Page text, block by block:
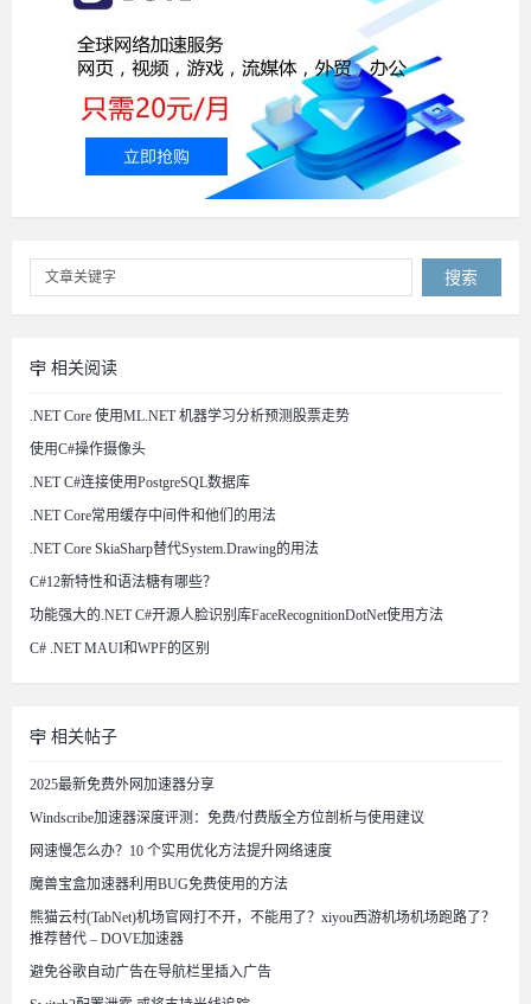
搜索
相关阅读
.NET Core 使用ML.NET 机器学习分析预测股票走势
使用C#操作摄像头
.NET C#连接使用PostgreSQL数据库
.NET Core常用缓存中间件和他们的用法
.NET Core SkiaSharp替代System.Drawing的用法
C#12新特性和语法糖有哪些？
功能强大的.NET C#开源人脸识别库FaceRecognitionDotNet使用方法
C# .NET MAUI和WPF的区别
相关帖子
2025最新免费外网加速器分享
Windscribe加速器深度评测：免费/付费版全方位剖析与使用建议
网速慢怎么办？10 个实用优化方法提升网络速度
魔兽宝盒加速器利用BUG免费使用的方法
熊猫云村(TabNet)机场官网打不开，不能用了？xiyou西游机场机场跑路了？
推荐替代 – DOVE加速器
避免谷歌自动广告在导航栏里插入广告